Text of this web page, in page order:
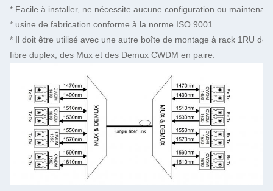
* Facile à installer, ne nécessite aucune configuration ou
* usine de fabrication conforme à la norme ISO 9001
* Il doit être utilisé avec une autre boîte de montage à rack 1RU de
fibre duplex, des Mux et des Demux CWDM en paire.